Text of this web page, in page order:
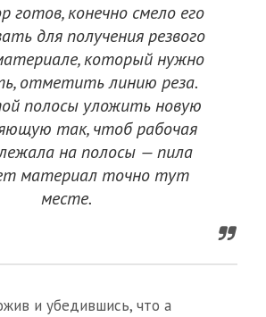
готов, конечно смело его
для получения резвого
который нужно
отметить линию реза.
полосы уложить новую
так, чтоб рабочая
на полосы — пила
материал точно тут
месте.
и убедившись, что а